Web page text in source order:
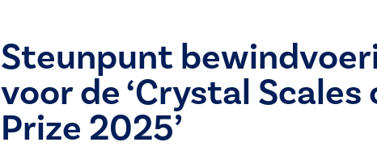
Steunpunt
voor de ‘Crystal
Prize 2025’